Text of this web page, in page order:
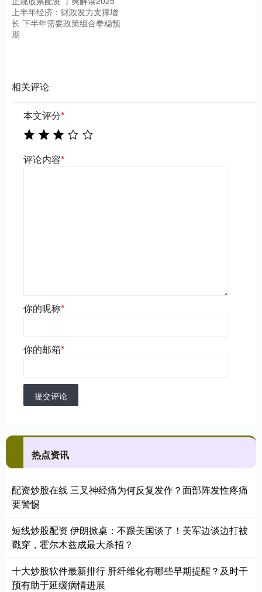
上半年经济：财政发力支撑增
长 下半年需要政策组合拳稳预
期
相关评论
本文评分*
评论内容*
你的昵称*
你的邮箱*
提交评论
热点资讯
配资炒股在线 三叉神经痛为何反复发作？面部阵发性疼痛
要警惕
短线炒股配资 伊朗掀桌：不跟美国谈了！美军边谈边打被
戳穿，霍尔木兹成最大杀招？
十大炒股软件最新排行 肝纤维化有哪些早期提醒？及时干
预有助于延缓病情进展